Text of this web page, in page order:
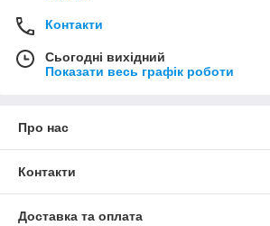
Контакти
Сьогодні вихідний
Показати весь графік роботи
Про нас
Контакти
Доставка та оплата